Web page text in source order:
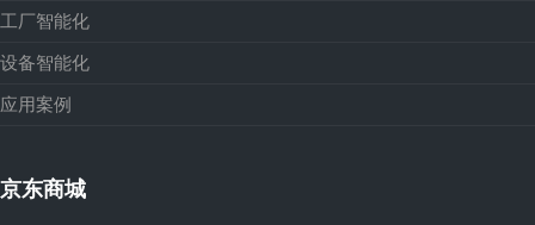
工厂智能化
设备智能化
应用案例
京东商城